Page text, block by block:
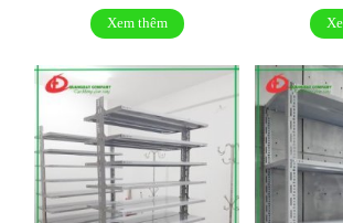
Xem thêm